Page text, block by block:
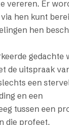
vereren. Er
hen kunt
hen
gedachte
de uitspraak
een
en een
tussen een
die profeet.